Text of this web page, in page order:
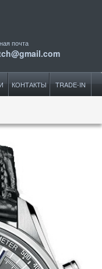
почта
КОНТАКТЫ TRADE-IN